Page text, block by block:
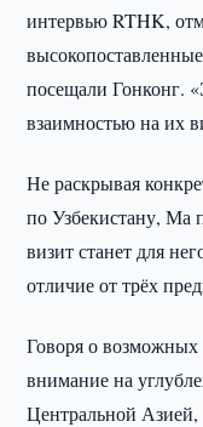
интервью RTHK,
посещали Гонконг.
взаимностью на их
Не раскрывая
по Узбекистану, Ма
визит станет для
отличие от трёх
Говоря о возможных
внимание на
Центральной